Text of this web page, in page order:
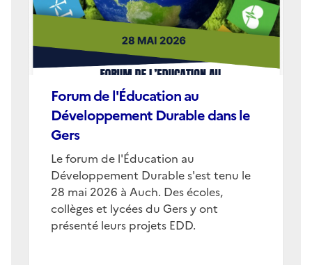
Forum de l'Éducation au
Développement Durable dans le
Gers
Corps
Le forum de l'Éducation au
Développement Durable s'est tenu le
28 mai 2026 à Auch. Des écoles,
collèges et lycées du Gers y ont
présenté leurs projets EDD.